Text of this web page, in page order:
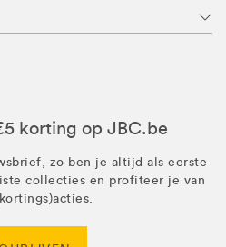
korting op JBC.be
zo ben je altijd als eerste
collecties en profiteer je van